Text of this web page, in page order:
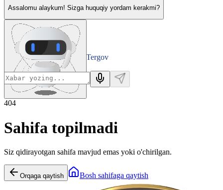
Tergov
Departamenti
Assalomu alaykum! Sizga huquqiy yordam kerakmi?
404
Sahifa topilmadi
Siz qidirayotgan sahifa mavjud emas yoki o'chirilgan.
Orqaga qaytish Bosh sahifaga qaytish